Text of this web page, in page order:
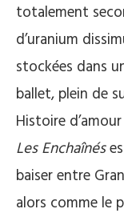
totalement
d’uranium
stockées dans
ballet, plein de
Histoire
Les Enchaînés
baiser entre
alors comme le